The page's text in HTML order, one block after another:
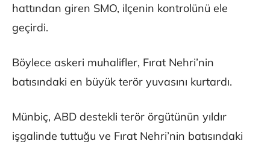
hattından giren SMO, ilçenin kontrolünü ele
geçirdi.
Böylece askeri muhalifler, Fırat Nehri’nin
batısındaki en büyük terör yuvasını kurtardı.
Münbiç, ABD destekli terör örgütünün yıldır
işgalinde tuttuğu ve Fırat Nehri’nin batısındaki